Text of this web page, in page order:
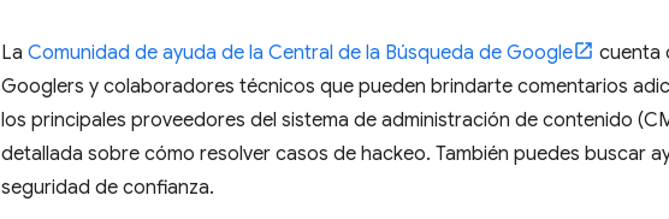
La Comunidad de ayuda de la Central de la Búsqueda de Google
cuenta
Googlers y colaboradores técnicos que pueden brindarte comentarios
los principales proveedores del sistema de administración de contenido
detallada sobre cómo resolver casos de hackeo. También puedes buscar
seguridad de confianza.